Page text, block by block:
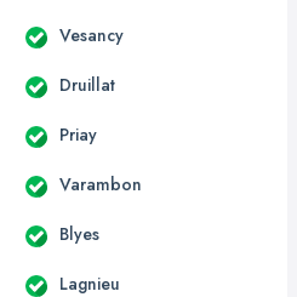
Vesancy
Druillat
Priay
Varambon
Blyes
Lagnieu